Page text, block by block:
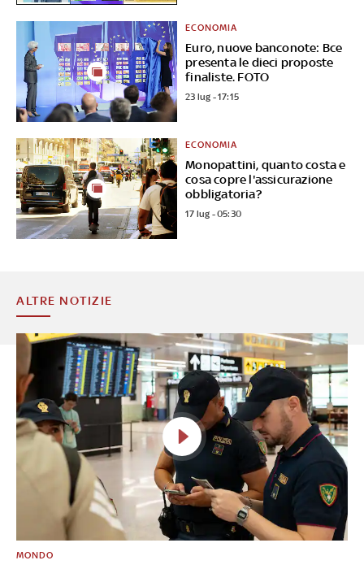
Euro, nuove banconote: Bce
presenta le dieci proposte
finaliste. FOTO
ECONOMIA
23 lug - 17:15
Monopattini, quanto costa e
cosa copre l'assicurazione
obbligatoria?
ECONOMIA
17 lug - 05:30
ALTRE NOTIZIE
MONDO